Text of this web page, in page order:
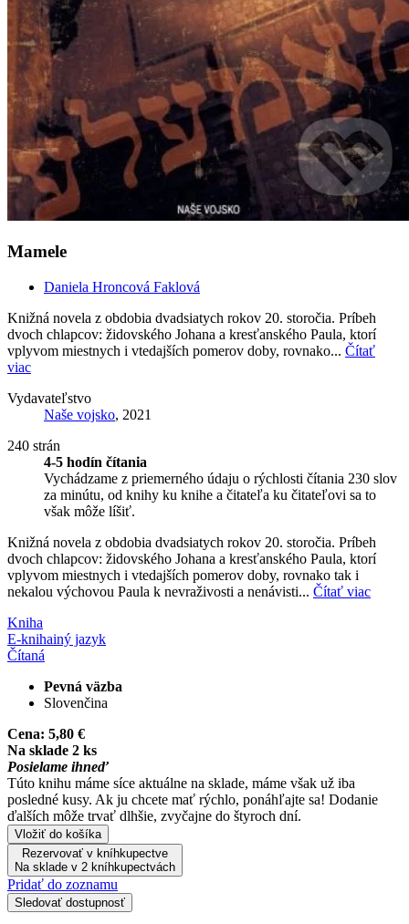
Mamele
Daniela Hroncová Faklová
Knižná novela z obdobia dvadsiatych rokov 20. storočia. Príbeh
dvoch chlapcov: židovského Johana a kresťanského Paula, ktorí
vplyvom miestnych i vtedajších pomerov doby, rovnako... Čítať
viac
Vydavateľstvo
Naše vojsko, 2021
240 strán
4-5 hodín čítania
Vychádzame z priemerného údaju o rýchlosti čítania 230 slov
za minútu, od knihy ku knihe a čitateľa ku čitateľovi sa to
však môže líšiť.
Knižná novela z obdobia dvadsiatych rokov 20. storočia. Príbeh
dvoch chlapcov: židovského Johana a kresťanského Paula, ktorí
vplyvom miestnych i vtedajších pomerov doby, rovnako tak i
nekalou výchovou Paula k nevraživosti a nenávisti... Čítať viac
Kniha
E-knihainý jazyk
Čítaná
Pevná väzba
Slovenčina
Cena: 5,80 €
Na sklade 2 ks
Posielame ihneď
Túto knihu máme síce aktuálne na sklade, máme však už iba
posledné kusy. Ak ju chcete mať rýchlo, ponáhľajte sa! Dodanie
ďalších môže trvať dlhšie, zvyčajne do štyroch dní.
Vložiť do košíka
Rezervovať v kníhkupectve
Na sklade v 2 kníhkupectvách
Pridať do zoznamu
Sledovať dostupnosť